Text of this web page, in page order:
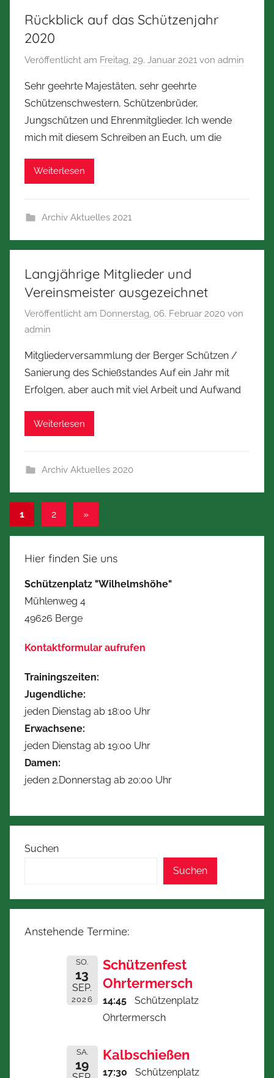
Rückblick auf das Schützenjahr
2020
Veröffentlicht am Freitag, 29. Januar 2021 von admin
Sehr geehrte Majestäten, sehr geehrte
Schützenschwestern, Schützenbrüder,
Jungschützen und Ehrenmitglieder. Ich wende
mich mit diesem Schreiben an Euch, um die
Weiterlesen
Archiv Aktuelles 2021
Langjährige Mitglieder und
Vereinsmeister ausgezeichnet
Veröffentlicht am Donnerstag, 06. Februar 2020 von
admin
Mitgliederversammlung der Berger Schützen /
Sanierung des Schießstandes Auf ein Jahr mit
Erfolgen, aber auch mit viel Arbeit und Aufwand
Weiterlesen
Archiv Aktuelles 2020
Seitennummerierung
der
Beiträge
1 2
Nächste
»
Hier finden Sie uns
Schützenplatz "Wilhelmshöhe"
Mühlenweg 4
49626 Berge
Kontaktformular aufrufen
Trainingszeiten:
Jugendliche:
jeden Dienstag ab 18:00 Uhr
Erwachsene:
jeden Dienstag ab 19:00 Uhr
Damen:
jeden 2.Donnerstag ab 20:00 Uhr
Suchen
Suchen
Anstehende Termine:
SO.
13
SEP.
2026
Schützenfest
Ohrtermersch
14:45
Schützenplatz
Ohrtermersch
SA.
19
Kalbschießen
17:30 Schützenplatz